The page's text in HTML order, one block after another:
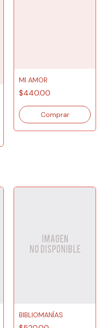
MI AMOR
$440.00
BIBLIOMANÍAS